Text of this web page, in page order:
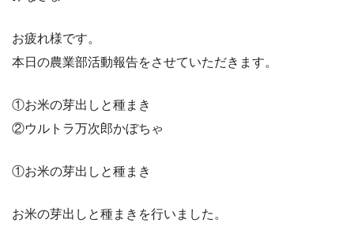
お疲れ様です。
本日の農業部活動報告をさせていただきます。
①お米の芽出しと種まき
②ウルトラ万次郎かぼちゃ
①お米の芽出しと種まき
お米の芽出しと種まきを行いました。